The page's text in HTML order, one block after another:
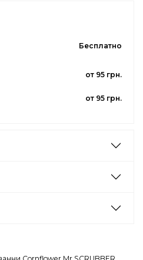
Бесплатно
от 95 грн.
от 95 грн.